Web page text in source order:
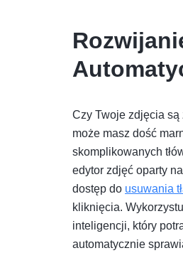
Czy Twoje zdjęcia są
może masz dość
skomplikowanych
edytor zdjęć oparty
dostęp do usuwania
kliknięcia.
inteligencji, który
automatycznie